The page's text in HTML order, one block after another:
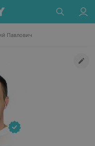
Павлович